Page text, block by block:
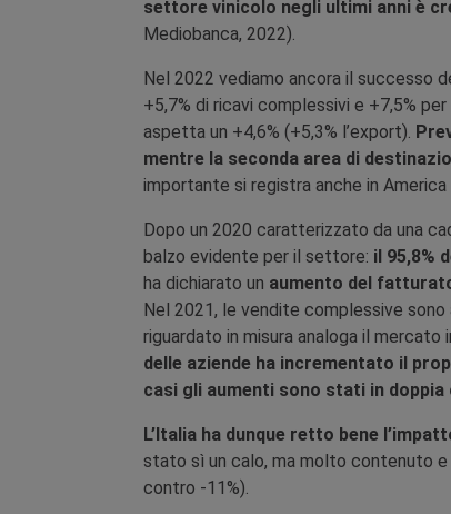
settore vinicolo negli ultimi anni è
Mediobanca, 2022).
Nel 2022 vediamo ancora il successo
+5,7% di ricavi complessivi e +7,5%
aspetta un +4,6% (+5,3% l’export).
mentre la seconda area di
importante si registra anche in
Dopo un 2020 caratterizzato da una
balzo evidente per il settore: il 95,8%
ha dichiarato un aumento del
Nel 2021, le vendite complessive
riguardato in misura analoga il
delle aziende ha incrementato il
casi gli aumenti sono stati in doppia
L’Italia ha dunque retto bene
stato sì un calo, ma molto contenuto
contro -11%).